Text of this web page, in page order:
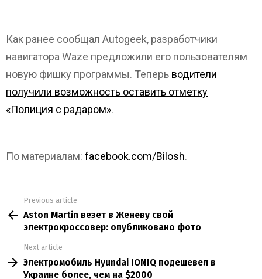
Как ранее сообщал Autogeek, разработчики
навигатора Waze предложили его пользователям
новую фишку программы. Теперь водители
получили возможность оставить отметку
«Полиция с радаром».
По материалам: facebook.com/Bilosh.
more
Previous article
Aston Martin везет в Женеву свой
электрокроссовер: опубликовано фото
Next article
Электромобиль Hyundai IONIQ подешевел в
Украине более, чем на $2000